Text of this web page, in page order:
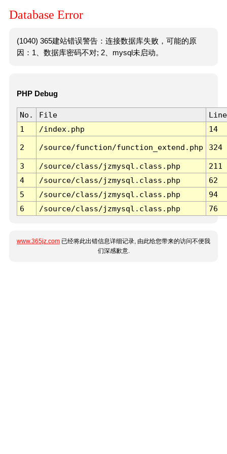
Database Error
(1040) 365建站错误警告：连接数据库失败，可能的原
因：1、数据库密码不对; 2、mysql未启动。
PHP Debug
No. File
Line
1
/index.php 14
2 /source/function/function_extend.php 324
3 /source/class/jzmysql.class.php
211
4
/source/class/jzmysql.class.php
62
5
/source/class/jzmysql.class.php
94
6
/source/class/jzmysql.class.php 76
www.365jz.com 已经将此出错信息详细记录, 由此给您带来的访问不便我
们深感歉意.